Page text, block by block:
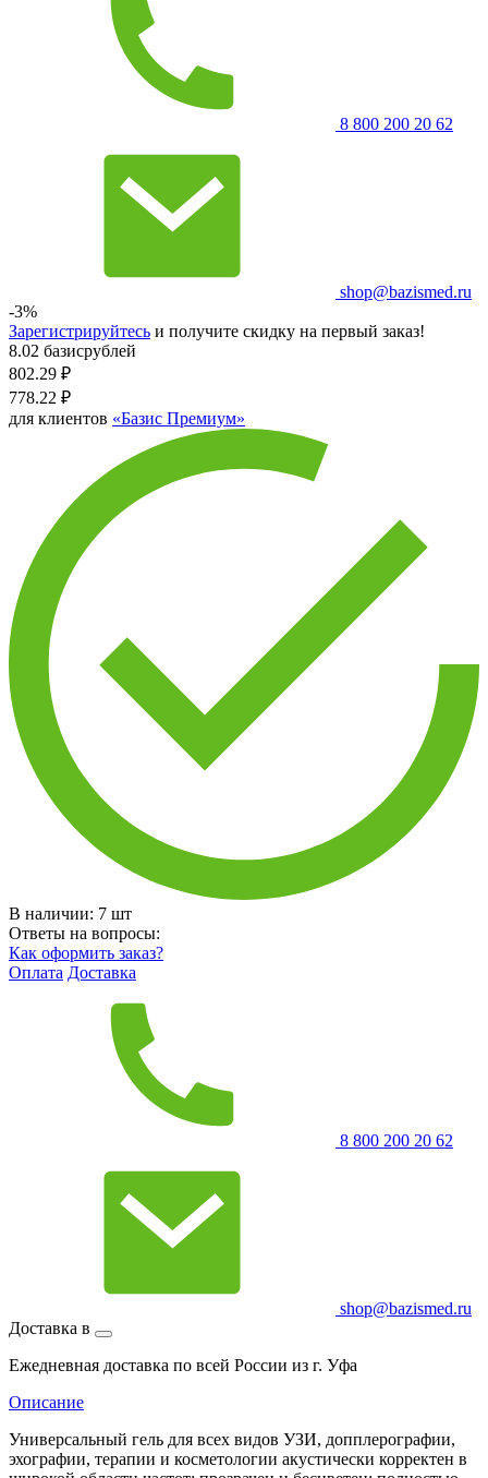
8 800 200 20 62
shop@bazismed.ru
-3%
Зарегистрируйтесь и получите скидку на первый заказ!
8.02 базисрублей
802.29 ₽
778.22 ₽
для клиентов «Базис Премиум»
В наличии: 7 шт
Ответы на вопросы:
Как оформить заказ?
Оплата Доставка
8 800 200 20 62
shop@bazismed.ru
Доставка в
Ежедневная доставка по всей России из г. Уфа
Описание
Универсальный гель для всех видов УЗИ, допплерографии,
эхографии, терапии и косметологии акустически корректен в